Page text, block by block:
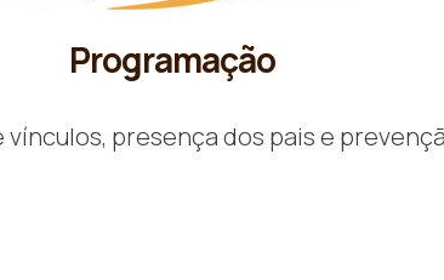
Programação
presença dos pais e